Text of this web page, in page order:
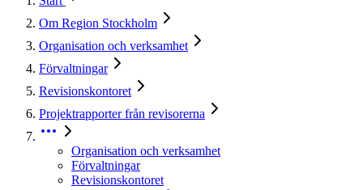
Om Region Stockholm
Organisation och verksamhet
Förvaltningar
Revisionskontoret
Projektrapporter från revisorerna
Organisation och verksamhet
Förvaltningar
Revisionskontoret